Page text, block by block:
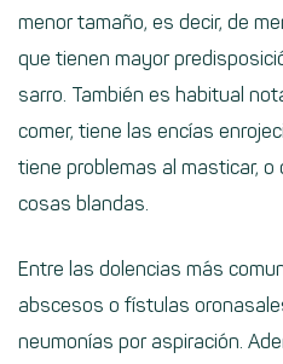
menor tamaño, es decir, de
que tienen mayor
sarro. También es habitual
comer, tiene las encías
tiene problemas al masticar, o
cosas blandas.
Entre las dolencias más
abscesos o fístulas
neumonías por aspiración.